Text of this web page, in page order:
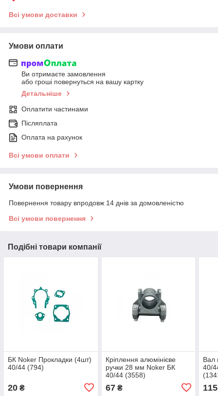
Всі умови доставки
Умови оплати
Ви отримаєте замовлення
або гроші повернуться на вашу картку
Детальніше
Оплатити частинами
Післяплата
Оплата на рахунок
Всі умови оплати
Умови повернення
Повернення товару впродовж 14 днів за домовленістю
Всі умови повернення
Подібні товари компанії
БК Noker Прокладки (4шт)
40/44 (794)
20 ₴
Кріплення алюмінієве
ручки 28 мм Noker БК
40/44 (3558)
67₴
Вал
40/
115